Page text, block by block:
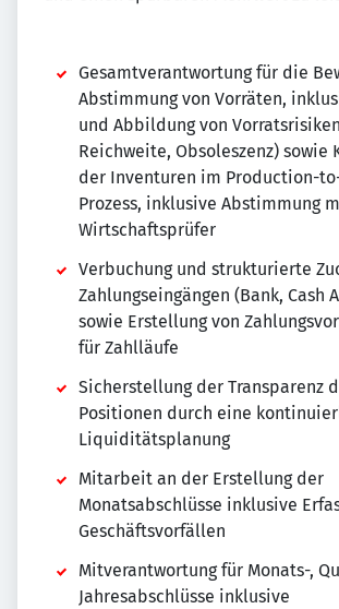
Gesamtverantwortung für die
Abstimmung von Vorräten,
und Abbildung von
Reichweite, Obsoleszenz) sowie
der Inventuren im Production-
Prozess, inklusive Abstimmung
Wirtschaftsprüfer
Verbuchung und strukturierte
Zahlungseingängen (Bank, Cash
sowie Erstellung von
für Zahlläufe
Sicherstellung der Transparenz
Positionen durch eine
Liquiditätsplanung
Mitarbeit an der Erstellung der
Monatsabschlüsse inklusive
Geschäftsvorfällen
Mitverantwortung für Monats-,
Jahresabschlüsse inklusive